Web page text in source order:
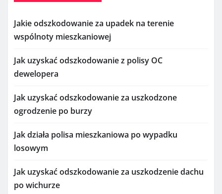
Jakie odszkodowanie za upadek na terenie
wspólnoty mieszkaniowej
Jak uzyskać odszkodowanie z polisy OC
dewelopera
Jak uzyskać odszkodowanie za uszkodzone
ogrodzenie po burzy
Jak działa polisa mieszkaniowa po wypadku
losowym
Jak uzyskać odszkodowanie za uszkodzenie dachu
po wichurze